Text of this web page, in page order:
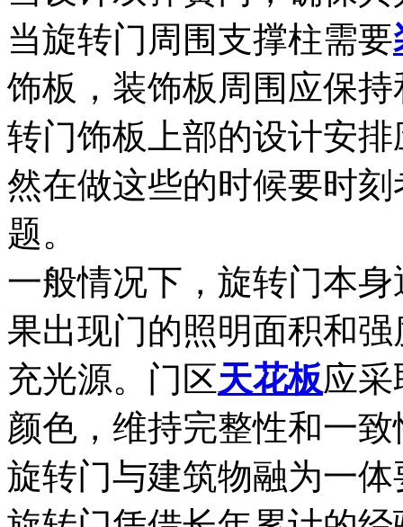
当旋转门周围支撑柱需要
饰板，装饰板周围应保
转门饰板上部的设计安
然在做这些的时候要时
题。
一般情况下，旋转门本
果出现门的照明面积和
充光源。门区天花板应
颜色，维持完整性和一
旋转门与建筑物融为一